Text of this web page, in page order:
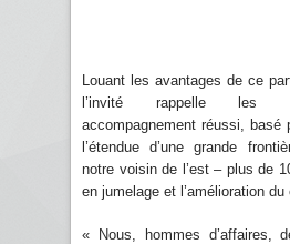
Louant les avantages de ce
l’invité rappelle les
accompagnement réussi, basé
l’étendue d’une grande
notre voisin de l’est – plus de
en jumelage et l’amélioration du
« Nous, hommes d’affaires,